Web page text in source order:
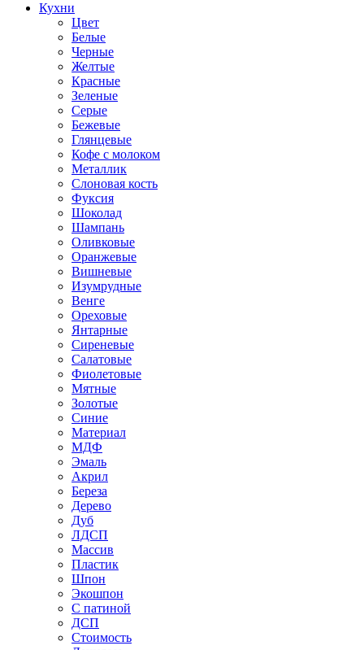
Кухни
Цвет
Белые
Черные
Желтые
Красные
Зеленые
Серые
Бежевые
Глянцевые
Кофе с молоком
Металлик
Слоновая кость
Фуксия
Шоколад
Шампань
Оливковые
Оранжевые
Вишневые
Изумрудные
Венге
Ореховые
Янтарные
Сиреневые
Салатовые
Фиолетовые
Мятные
Золотые
Синие
Материал
МДФ
Эмаль
Акрил
Береза
Дерево
Дуб
ЛДСП
Массив
Пластик
Шпон
Экошпон
С патиной
ДСП
Стоимость